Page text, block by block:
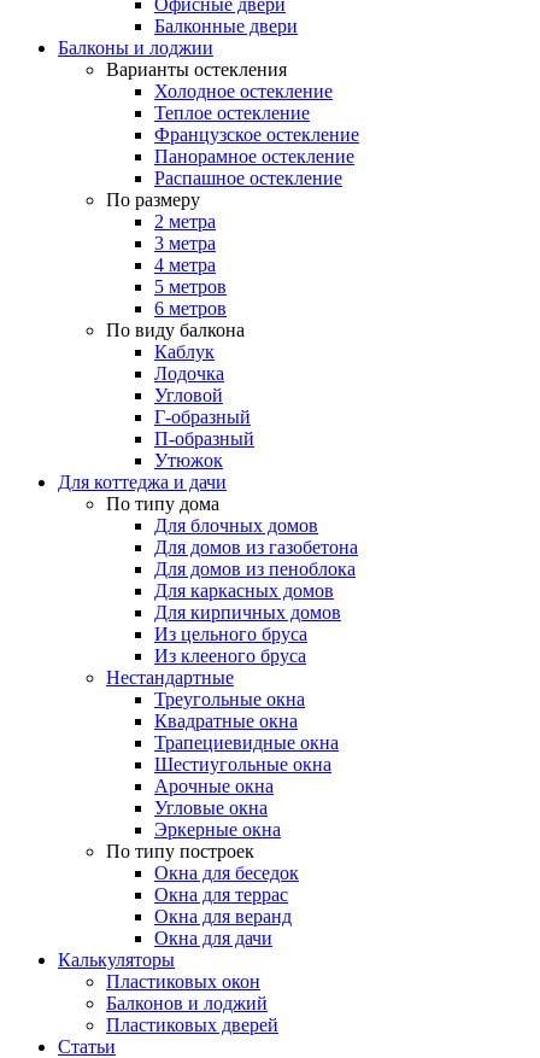
Офисные двери
Балконные двери
Балконы и лоджии
Варианты остекления
Холодное остекление
Теплое остекление
Французское остекление
Панорамное остекление
Распашное остекление
По размеру
2 метра
3 метра
4 метра
5 метров
6 метров
По виду балкона
Каблук
Лодочка
Угловой
Г-образный
П-образный
Утюжок
Для коттеджа и дачи
По типу дома
Для блочных домов
Для домов из газобетона
Для домов из пеноблока
Для каркасных домов
Для кирпичных домов
Из цельного бруса
Из клееного бруса
Нестандартные
Треугольные окна
Квадратные окна
Трапециевидные окна
Шестиугольные окна
Арочные окна
Угловые окна
Эркерные окна
По типу построек
Окна для беседок
Окна для террас
Окна для веранд
Окна для дачи
Калькуляторы
Пластиковых окон
Балконов и лоджий
Пластиковых дверей
Статьи